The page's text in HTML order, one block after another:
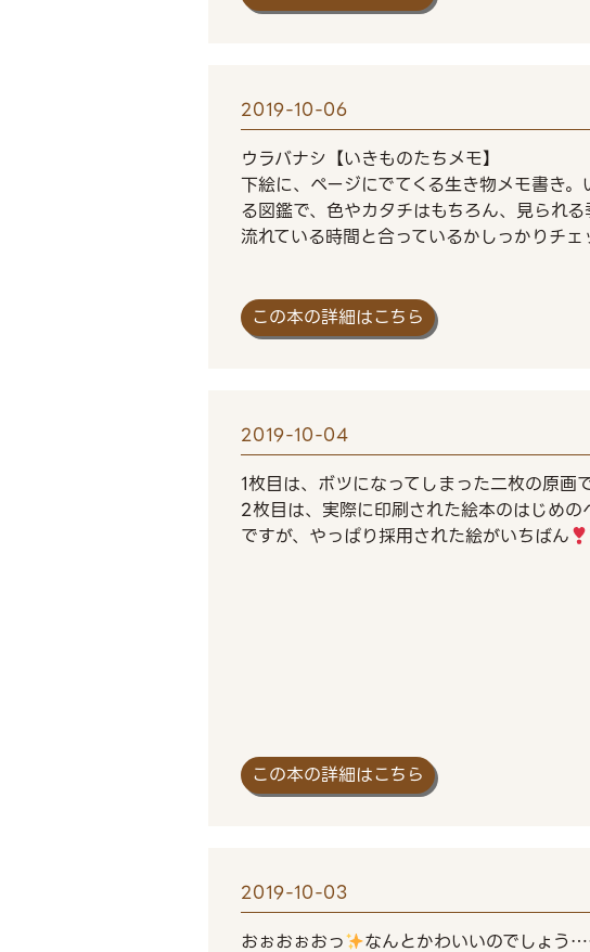
2019-10-06
ウラバナシ【いきものたちメモ】
下絵に、ページにでてくる生き物メモ書き
る図鑑で、色やカタチはもちろん、見られ
流れている時間と合っているかしっかりチェ
この本の詳細はこちら
2019-10-04
1枚目は、ボツになってしまった二枚の原画
2枚目は、実際に印刷された絵本のはじめの
ですが、やっぱり採用された絵がいちばん
この本の詳細はこちら
2019-10-03
おぉおぉおっ
なんとかわいいのでしょ